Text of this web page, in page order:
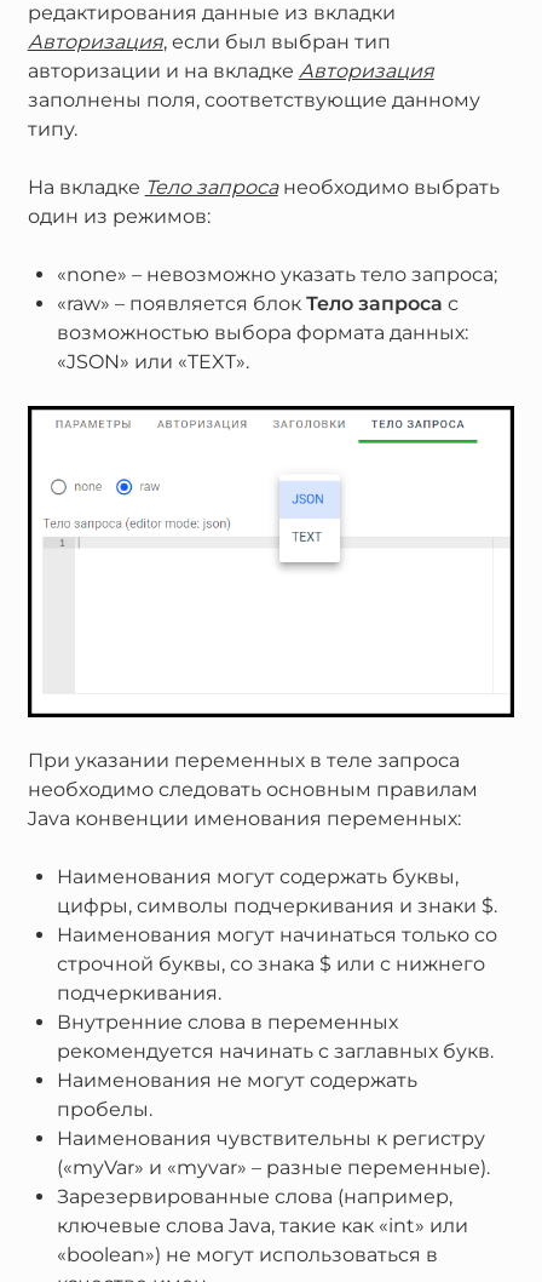
редактирования данные из вкладки
Авторизация, если был выбран тип
авторизации и на вкладке Авторизация
заполнены поля, соответствующие данному
типу.
На вкладке Тело запросанеобходимо выбрать
один из режимов:
«none» – невозможно указать тело запроса;
«raw» – появляется блок Тело запроса с
возможностью выбора формата данных:
«JSON» или «TEXT».
При указании переменных в теле запроса
необходимо следовать основным правилам
Java конвенции именования переменных:
Наименования могут содержать буквы,
цифры, символы подчеркивания и знаки $.
Наименования могут начинаться только со
строчной буквы, со знака $ или с нижнего
подчеркивания.
Внутренние слова в переменных
рекомендуется начинать с заглавных букв.
Наименования не могут содержать
пробелы.
Наименования чувствительны к регистру
(«myVar» и «myvar» – разные переменные).
Зарезервированные слова (например,
ключевые слова Java, такие как «int» или
«boolean») не могут использоваться в